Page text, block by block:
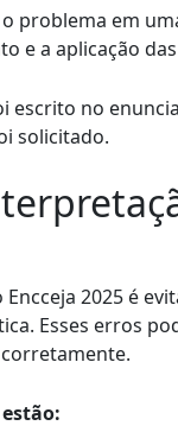
problema em
e a aplicação
escrito no
solicitado.
2025 é
Esses erros